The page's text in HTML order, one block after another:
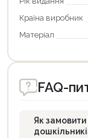
Країна виробник
Матеріал
FAQ-
Як замовити